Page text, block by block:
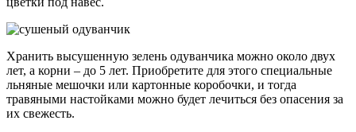
Хранить высушенную зелень одуванчика можно около двух
лет, а корни – до 5 лет. Приобретите для этого специальные
льняные мешочки или картонные коробочки, и тогда
травяными настойками можно будет лечиться без опасения за
их свежесть.